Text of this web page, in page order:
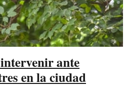
ante
en la ciudad